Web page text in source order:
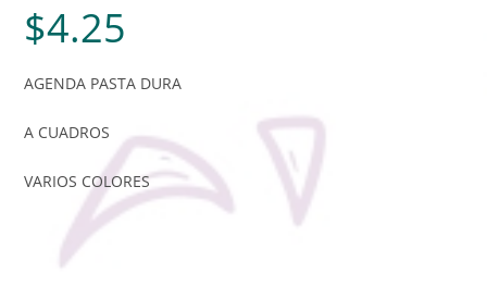
$4.25
AGENDA PASTA DURA
A CUADROS
VARIOS COLORES